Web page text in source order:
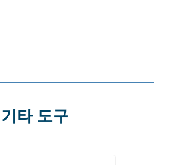
기타 도구